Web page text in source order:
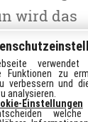
wird das
in Game
auch
verwendet
Funktionen zu
verbessern und
analysieren.
Einstellungen